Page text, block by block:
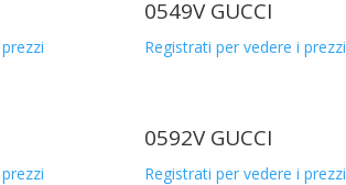
0549V GUCCI
Registrati per vedere i prezzi
0592V GUCCI
Registrati per vedere i prezzi